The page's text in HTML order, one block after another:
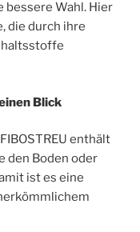
bessere Wahl. Hier
die durch ihre
Blick
FIBOSTREU enthält
den Boden oder
ist es eine